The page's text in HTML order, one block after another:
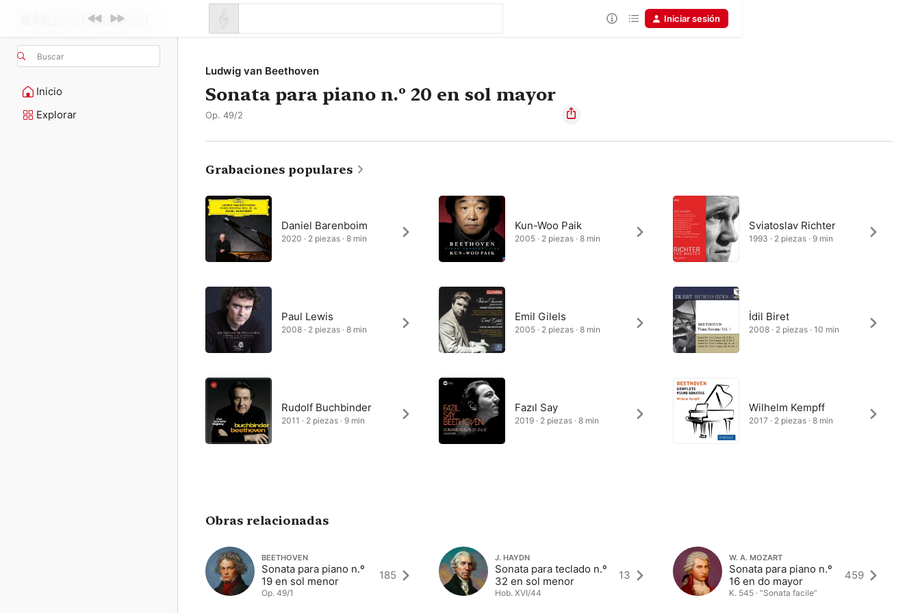
Buscar
Inicio
Explorar
Iniciar sesión
Ludwig van Beethoven
Sonata para piano n.º 20 en sol mayor
Op. 49/2
Grabaciones populares
Daniel Barenboim
2020 · 2 piezas · 8 min
Paul Lewis
2008 · 2 piezas · 8 min
Rudolf Buchbinder
2011 · 2 piezas · 9 min
Kun-Woo Paik
2005 · 2 piezas · 8 min
Emil Gilels
2005 · 2 piezas · 8 min
Fazıl Say
2019 · 2 piezas · 8 min
Sviatoslav Richter
1993 · 2 piezas · 9 min
İdil Biret
2008 · 2 piezas · 10 min
Wilhelm Kempff
2017 · 2 piezas · 8 min
Obras relacionadas
BEETHOVEN
Sonata para piano n.º
19 en sol menor
Op. 49/1
185
J. HAYDN
Sonata para teclado n.º
32 en sol menor
Hob. XVI/44
13
W. A. MOZART
Sonata para piano n.º
16 en do mayor
K. 545 · “Sonata facile”
459